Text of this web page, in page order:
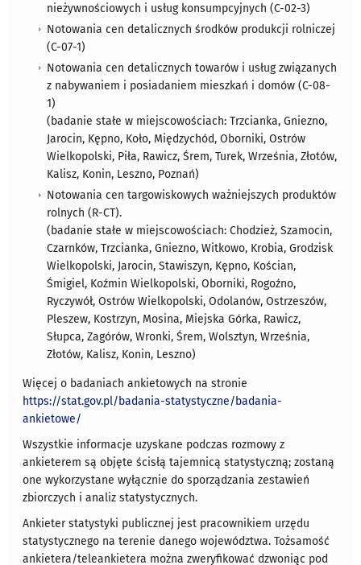
nieżywnościowych i usług konsumpcyjnych (C-02-3)
Notowania cen detalicznych środków produkcji rolniczej
(C-07-1)
Notowania cen detalicznych towarów i usług związanych
z nabywaniem i posiadaniem mieszkań i domów (C-08-
1)
​(badanie stałe w miejscowościach: Trzcianka, Gniezno,
Jarocin, Kępno, Koło, Międzychód, Oborniki, Ostrów
Wielkopolski, Piła, Rawicz, Śrem, Turek, Września, Złotów,
Kalisz, Konin, Leszno, Poznań)
Notowania cen targowiskowych ważniejszych produktów
rolnych (R-CT).
​​(badanie stałe w miejscowościach: Chodzież, Szamocin,
Czarnków, Trzcianka, Gniezno, Witkowo, Krobia, Grodzisk
Wielkopolski, Jarocin, Stawiszyn, Kępno, Kościan,
Śmigiel, Koźmin Wielkopolski, Oborniki, Rogoźno,
Ryczywół, Ostrów Wielkopolski, Odolanów, Ostrzeszów,
Pleszew, Kostrzyn, Mosina, Miejska Górka, Rawicz,
Słupca, Zagórów, Wronki, Śrem, Wolsztyn, Września,
Złotów, Kalisz, Konin, Leszno)
Więcej o badaniach ankietowych na stronie
https://stat.gov.pl/badania-statystyczne/badania-
ankietowe/
Wszystkie informacje uzyskane podczas rozmowy z
ankieterem są objęte ścisłą tajemnicą statystyczną; zostaną
one wykorzystane wyłącznie do sporządzania zestawień
zbiorczych i analiz statystycznych.
Ankieter statystyki publicznej jest pracownikiem urzędu
statystycznego na terenie danego województwa. Tożsamość
ankietera/teleankietera można zweryfikować dzwoniąc pod